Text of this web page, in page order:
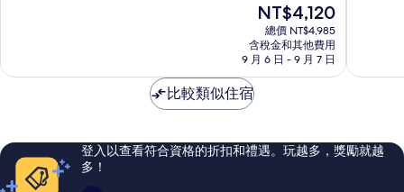
納
了，
論
現
在
價
格
為
NT$4,120
總價 NT$4,985
含稅金和其他費用
9 月 6 日 - 9 月 7 日
讚，
論
比較類似住宿
登入以查看符合資格的折扣和禮遇。玩越多，獎勵就越
多！